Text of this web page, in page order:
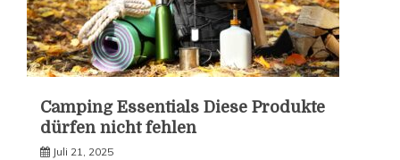
Camping Essentials Diese Produkte
dürfen nicht fehlen
Juli 21, 2025